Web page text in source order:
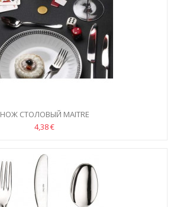
НОЖ СТОЛОВЫЙ MAITRE
4,38 €